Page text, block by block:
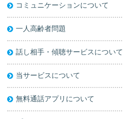
コミュニケーションについて
一人高齢者問題
話し相手・傾聴サービスについて
当サービスについて
無料通話アプリについて